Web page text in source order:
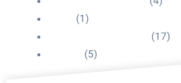
(1)
(17)
(5)